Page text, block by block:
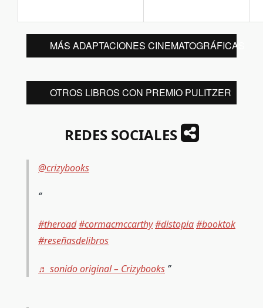
MÁS ADAPTACIONES CINEMATOGRÁFICAS
OTROS LIBROS CON PREMIO PULITZER
REDES SOCIALES
@crizybooks
#theroad#cormacmccarthy#distopia#booktok
#reseñasdelibros
♬ sonido original – Crizybooks